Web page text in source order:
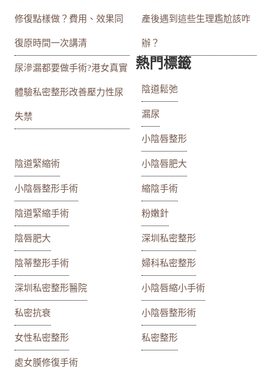
修復點樣做？費用、效果同
復原時間一次講清
產後遇到這些生理尷尬該咋
辦？
尿滲漏都要做手術?港女真實
體驗私密整形改善壓力性尿
失禁
熱門標籤
陰道鬆弛
漏尿
小陰唇整形
陰道緊縮術 小陰唇肥大
小陰唇整形手術 縮陰手術
陰道緊縮手術 粉嫩針
陰唇肥大 深圳私密整形
陰蒂整形手術 婦科私密整形
深圳私密整形醫院 小陰唇縮小手術
私密抗衰 小陰唇整形術
女性私密整形 私密整形
處女膜修復手術